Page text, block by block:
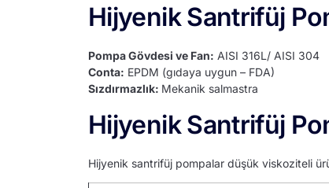
Hijyenik Santrifüj
Pompa Gövdesi ve Fan: AISI 316L/ AISI 304
Conta: EPDM (gıdaya uygun – FDA)
Sızdırmazlık: Mekanik salmastra
Hijyenik Santrifüj
Hijyenik santrifüj pompalar düşük viskoziteli